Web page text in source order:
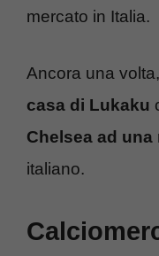
mercato in Italia.
Ancora una volta,
casa di Lukaku
Chelsea ad
italiano.